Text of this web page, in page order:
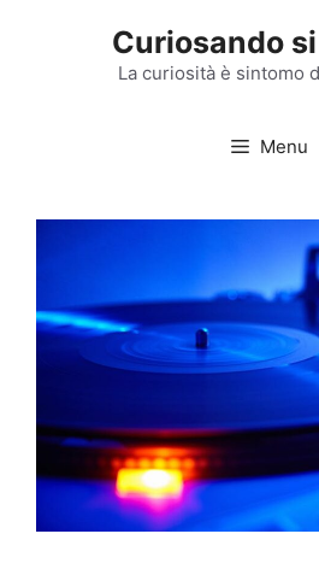
Curiosando
La curiosità è sintomo
Menu